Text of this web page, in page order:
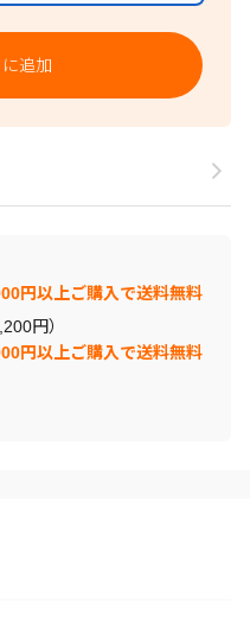
追加
円以上ご購入で送料無料
円）
円以上ご購入で送料無料